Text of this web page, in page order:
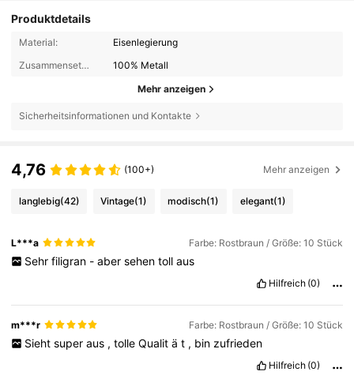
Produktdetails
Material:
Eisenlegierung
Zusammensetzung:
100% Metall
Mehr anzeigen
Sicherheitsinformationen und Kontakte
4,76 (100+) Mehr anzeigen
langlebig(42) Vintage(1) modisch(1) elegant(1)
L***a Farbe: Rostbraun / Größe: 10 Stück
Sehr filigran - aber sehen toll aus
Hilfreich (0)
m***r Farbe: Rostbraun / Größe: 10 Stück
Sieht super aus , tolle Qualit ä t , bin zufrieden
Hilfreich (0)